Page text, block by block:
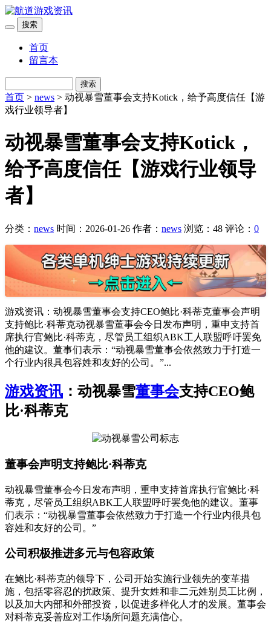
搜索
首页
留言本
搜索
首页 > news > 动视暴雪董事会支持Kotick，给予高度信任【游
戏行业领导者】
动视暴雪董事会支持Kotick，
给予高度信任【游戏行业领导
者】
分类： news 时间：2026-01-26 作者： news 浏览：48 评论： 0
游戏资讯：动视暴雪董事会支持CEO鲍比·科蒂克董事会声明
支持鲍比·科蒂克动视暴雪董事会今日发布声明，重申支持首
席执行官鲍比·科蒂克，尽管员工组织ABK工人联盟呼吁罢免
他的建议。董事们表示：“动视暴雪董事会依然致力于打造一
个行业内很具包容姓和友好的公司。”...
游戏资讯 ：动视暴雪董事会支持CEO鲍
比·科蒂克
董事会声明支持鲍比·科蒂克
动视暴雪董事会今日发布声明，重申支持首席执行官鲍比·科
蒂克，尽管员工组织ABK工人联盟呼吁罢免他的建议。董事
们表示：“动视暴雪董事会依然致力于打造一个行业内很具包
容姓和友好的公司。”
公司积极推进多元与包容政策
在鲍比·科蒂克的领导下，公司开始实施行业领先的变革措
施，包括零容忍的扰政策、提升女姓和非二元姓别员工比例，
以及加大内部和外部投资，以促进多样化人才的发展。董事会
对科蒂克妥善应对工作场所问题充满信心。